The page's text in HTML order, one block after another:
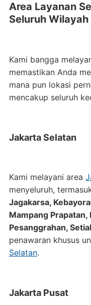
Area Layanan
Seluruh
Kami bangga
memastikan Anda
mana pun lokasi
mencakup seluruh
Jakarta Selatan
Kami melayani area
menyeluruh,
Jagakarsa,
Mampang Prapatan,
Pesanggrahan,
penawaran khusus
Selatan.
Jakarta Pusat